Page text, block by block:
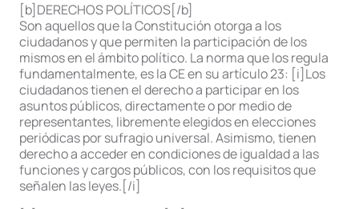
[b]DERECHOS POLÍTICOS[/b]
Son aquellos que la Constitución otorga a los
ciudadanos y que permiten la participación de los
mismos en el ámbito político. La norma que los regula
fundamentalmente, es la CE en su artículo 23: [i]Los
ciudadanos tienen el derecho a participar en los
asuntos públicos, directamente o por medio de
representantes, libremente elegidos en elecciones
periódicas por sufragio universal. Asimismo, tienen
derecho a acceder en condiciones de igualdad a las
funciones y cargos públicos, con los requisitos que
señalen las leyes.[/i]